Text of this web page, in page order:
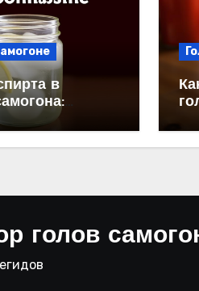
в
загадку
и
голов